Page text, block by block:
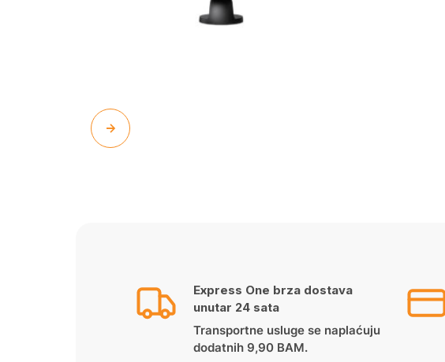
Express One brza dostava
unutar 24 sata
Transportne usluge se naplaćuju
dodatnih 9,90 BAM.